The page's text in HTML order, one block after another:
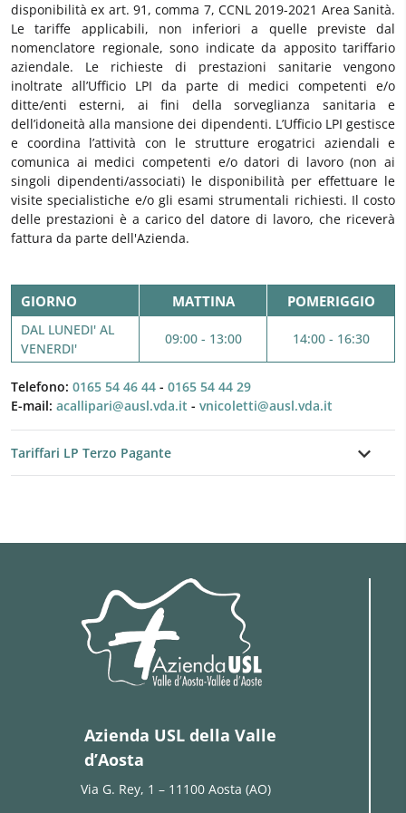
disponibilità ex art. 91, comma 7, CCNL 2019-2021 Area Sanità.
Le tariffe applicabili, non inferiori a quelle previste dal
nomenclatore regionale, sono indicate da apposito tariffario
aziendale. Le richieste di prestazioni sanitarie vengono
inoltrate all’Ufficio LPI da parte di medici competenti e/o
ditte/enti esterni, ai fini della sorveglianza sanitaria e
dell’idoneità alla mansione dei dipendenti. L’Ufficio LPI gestisce
e coordina l’attività con le strutture erogatrici aziendali e
comunica ai medici competenti e/o datori di lavoro (non ai
singoli dipendenti/associati) le disponibilità per effettuare le
visite specialistiche e/o gli esami strumentali richiesti. Il costo
delle prestazioni è a carico del datore di lavoro, che riceverà
fattura da parte dell'Azienda.
GIORNO MATTINA POMERIGGIO
DAL LUNEDI' AL
VENERDI'
09:00 - 13:00 14:00 - 16:30
Telefono: 0165 54 46 44 - 0165 54 44 29
E-mail: acallipari@ausl.vda.it - vnicoletti@ausl.vda.it
Tariffari LP Terzo Pagante
Azienda USL della Valle
d’Aosta
Via G. Rey, 1 – 11100 Aosta (AO)